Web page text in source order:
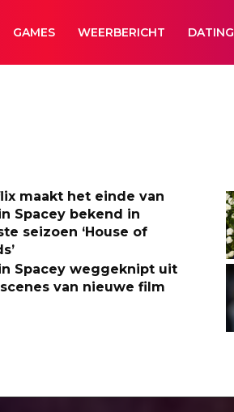
GAMES WEERBERICHT DATING
maakt het einde van
Spacey bekend in
seizoen ‘House of
Spacey weggeknipt uit
van nieuwe film